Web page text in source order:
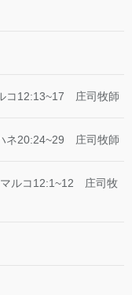
コ12:13~17 庄司牧師
ネ20:24~29 庄司牧師
マルコ12:1~12 庄司牧